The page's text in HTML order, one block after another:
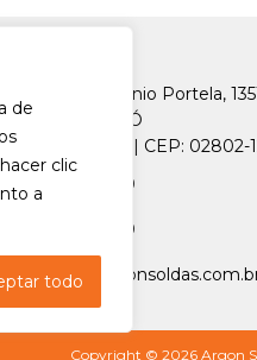
de
clic
a
todo
Av. Min. Petrônio Portela,
Freguesia do Ó
São Paulo/SP | CEP: 02802-
(11) 3975-6000
(11) 3975-6000
Copyright © 2026 Argon